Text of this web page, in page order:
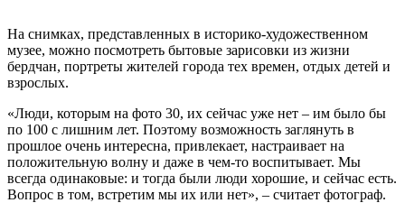
На снимках, представленных в историко-художественном
музее, можно посмотреть бытовые зарисовки из жизни
бердчан, портреты жителей города тех времен, отдых детей и
взрослых.
«Люди, которым на фото 30, их сейчас уже нет – им было бы
по 100 с лишним лет. Поэтому возможность заглянуть в
прошлое очень интересна, привлекает, настраивает на
положительную волну и даже в чем-то воспитывает. Мы
всегда одинаковые: и тогда были люди хорошие, и сейчас есть.
Вопрос в том, встретим мы их или нет», – считает фотограф.